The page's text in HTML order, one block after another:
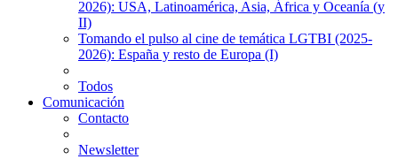
2026): USA, Latinoamérica, Asia, África y Oceanía (y
II)
Tomando el pulso al cine de temática LGTBI (2025-
2026): España y resto de Europa (I)
Todos
Comunicación
Contacto
Newsletter